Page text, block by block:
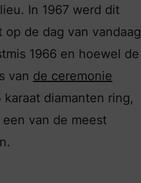
In 1967 werd dit
de dag van vandaag
1966 en hoewel de
van de ceremonie
diamanten ring,
van de meest